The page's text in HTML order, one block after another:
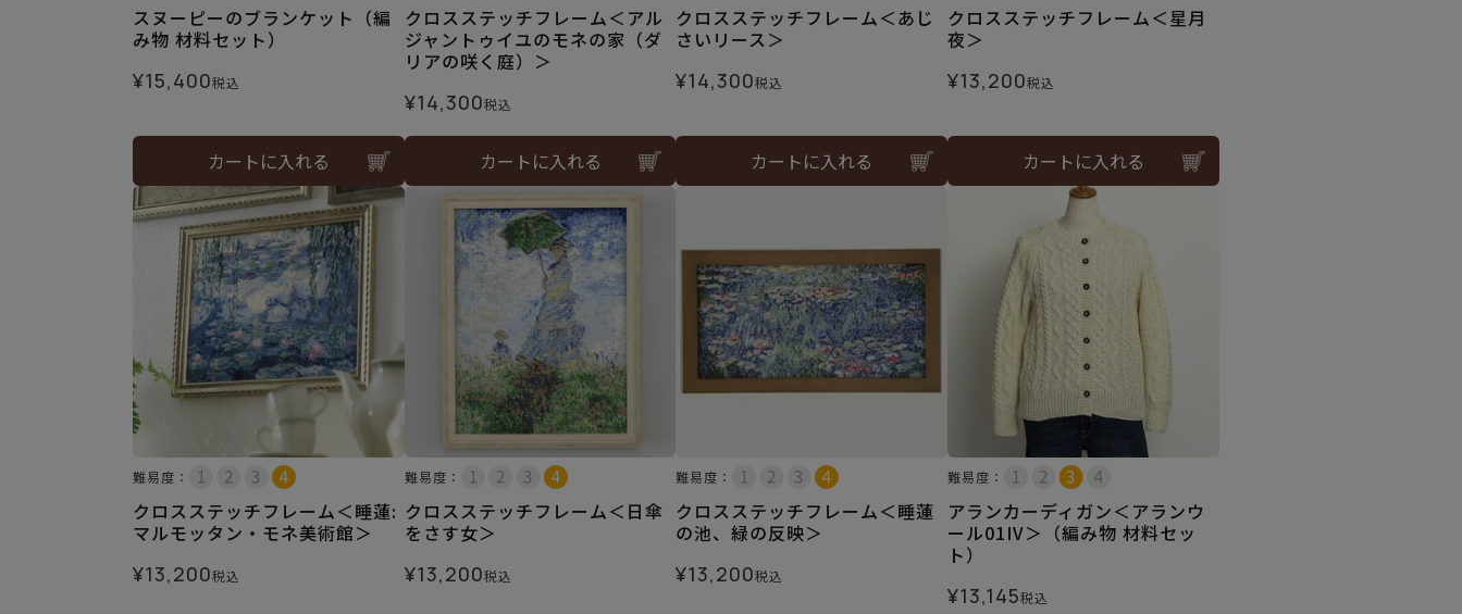
スヌーピーのブランケット（編
み物 材料セット）
¥15,400税込
カートに入れる
クロスステッチフレーム＜アル
ジャントゥイユのモネの家（ダ
リアの咲く庭）＞
¥14,300税込
カートに入れる
クロスステッチフレーム＜あじ
さいリース＞
¥14,300税込
カートに入れる
クロスステッチフレーム＜星月
夜＞
¥13,200税込
カートに入れる
難易度：
クロスステッチフレーム＜睡蓮:
マルモッタン・モネ美術館＞
¥13,200税込
難易度：
クロスステッチフレーム＜日傘
をさす女＞
¥13,200税込
難易度：
クロスステッチフレーム＜睡蓮
の池、緑の反映＞
¥13,200税込
難易度：
アランカーディガン＜アランウ
ール01IV＞（編み物 材料セッ
ト）
¥13,145税込